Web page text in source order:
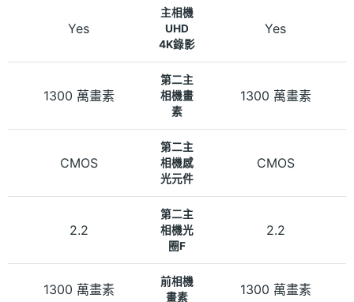
Yes
主相機
UHD
4K錄影
Yes
1300 萬畫素
第二主
相機畫
素
1300 萬畫素
CMOS
第二主
相機感
光元件
CMOS
2.2
第二主
相機光
圈F
2.2
1300 萬畫素
前相機
畫素
1300 萬畫素